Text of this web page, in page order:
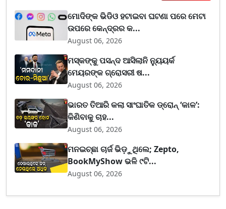
ମୋଦିଙ୍କ ଭିଡିଓ ହଟାଇବା ଘଟଣା ପରେ ମେଟା
ଉପରେ କେନ୍ଦ୍ରର କ...
August 06, 2026
ମସ୍କଙ୍କୁ ପସନ୍ଦ ଆସିଲାନି ନ୍ୟୁୟର୍କ
ମେୟରଙ୍କ ଗ୍ରୋସରୀ ଷ...
August 06, 2026
ଭାରତ ତିଆରି କଲା ସାଂଘାତିକ ଡ୍ରୋନ୍ ‘କାଳ’:
କିଣିବାକୁ ଚାହ...
August 06, 2026
ମନଇଚ୍ଛା ଚାର୍ଜ ଭିଡ଼ୁଥିଲେ; Zepto,
BookMyShow ଭଳି ୯ଟି...
August 06, 2026